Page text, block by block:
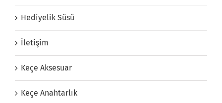
Hediyelik Süsü
İletişim
Keçe Aksesuar
Keçe Anahtarlık